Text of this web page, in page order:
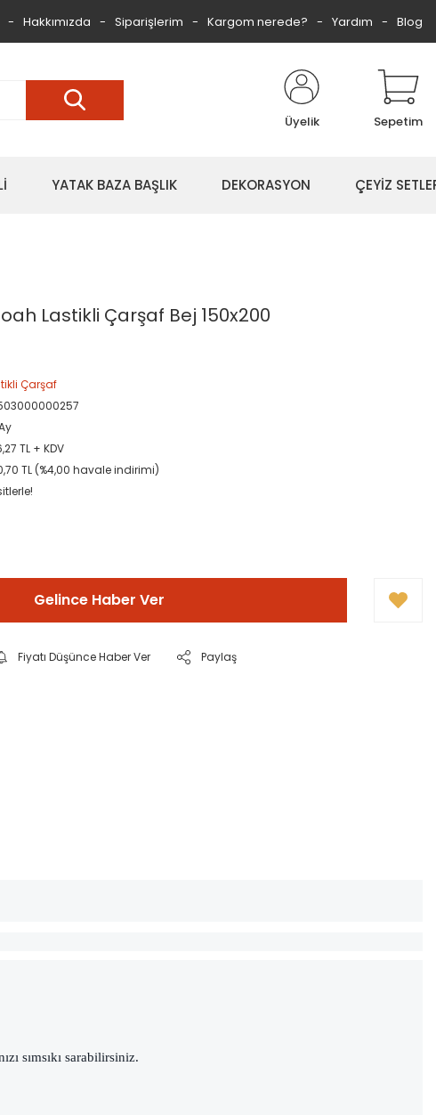
Hakkımızda Siparişlerim Kargom nerede? Yardım Blog
Üyelik Sepetim
YATAK BAZA BAŞLIK DEKORASYON ÇEYİZ
Lastikli Çarşaf Bej 150x200
Çarşaf
TL + KDV
TL (%4,00 havale indirimi)
Gelince Haber Ver
Fiyatı Düşünce Haber Ver Paylaş
sımsıkı sarabilirsiniz.